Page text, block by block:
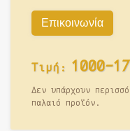
Επικοινωνία
Τιμή: 1000-
Δεν υπάρχουν
παλαιό προϊόν.